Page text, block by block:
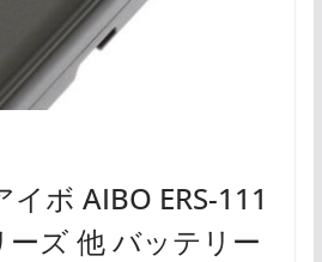
イボ AIBO ERS-111
ーズ 他 バッテリー